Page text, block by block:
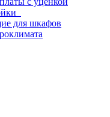
для шкафов